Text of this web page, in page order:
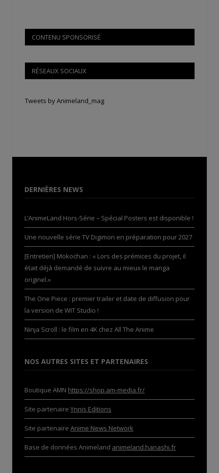
CONTENU SPONSORISÉ
RÉSEAUX SOCIAUX
Tweets by Animeland_mag
DERNIÈRES NEWS
L’AnimeLand Hors-Série – Spécial Posters est disponible !
Une nouvelle série TV Digimon en préparation pour 2027
[Entretien] Mokochan : « Lors des prémices du projet, il
était déjà demandé de suivre au mieux le manga
originel.»
The One Piece : premier trailer et date de diffusion pour
la version de WIT Studio !
Ninja Scroll : le film en 4K chez All The Anime
NOS AUTRES SITES ET PARTENAIRES
Boutique AMN https://shop.am-media.fr/
Site partenaire Ynnis Editions
Site partenaire Anime News Network
Base de données Animeland animeland.hanashi.fr